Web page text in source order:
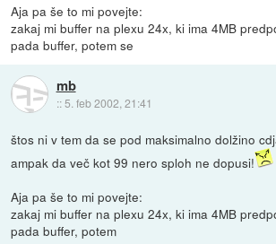
Aja pa še to mi povejte:
zakaj mi buffer na plexu 24x, ki ima 4MB
pada buffer, potem se
mb
:: 5. feb 2002, 21:41
štos ni v tem da se pod maksimalno dolžino
ampak da več kot 99 nero sploh ne dopusi!
Aja pa še to mi povejte:
zakaj mi buffer na plexu 24x, ki ima 4MB
pada buffer, potem